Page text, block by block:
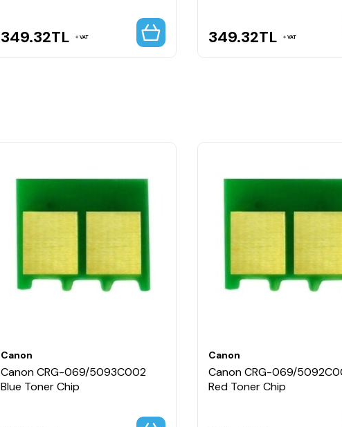
349.32TL VAT 349.32TL VAT
Canon
Canon CRG-069/5093C002
Blue Toner Chip
Canon
Canon CRG-069/
Red Toner Chip